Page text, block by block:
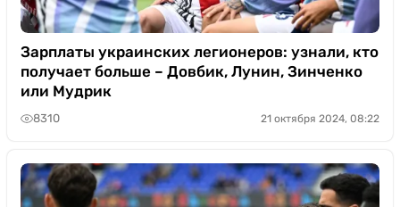
Зарплаты украинских легионеров: узнали, кто
получает больше – Довбик, Лунин, Зинченко
или Мудрик
8310 21 октября 2024, 08:22